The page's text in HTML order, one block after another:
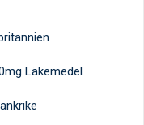
Läkemedel